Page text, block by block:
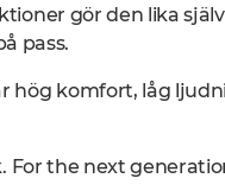
gör den lika
pass.
hög komfort, låg
For the next